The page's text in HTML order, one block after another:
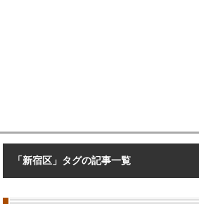
「新宿区」タグの記事一覧